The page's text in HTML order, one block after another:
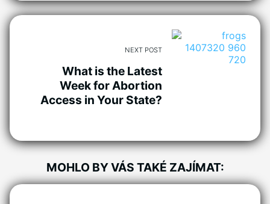
NEXT POST
What is the Latest
Week for Abortion
Access in Your State?
MOHLO BY VÁS TAKÉ ZAJÍMAT: